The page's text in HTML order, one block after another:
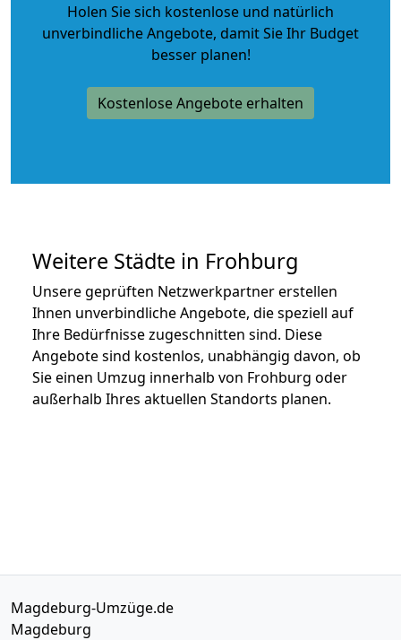
Holen Sie sich kostenlose und natürlich
unverbindliche Angebote, damit Sie Ihr Budget
besser planen!
Kostenlose Angebote erhalten
Weitere Städte in Frohburg
Unsere geprüften Netzwerkpartner erstellen
Ihnen unverbindliche Angebote, die speziell auf
Ihre Bedürfnisse zugeschnitten sind. Diese
Angebote sind kostenlos, unabhängig davon, ob
Sie einen Umzug innerhalb von Frohburg oder
außerhalb Ihres aktuellen Standorts planen.
Magdeburg-Umzüge.de
Magdeburg